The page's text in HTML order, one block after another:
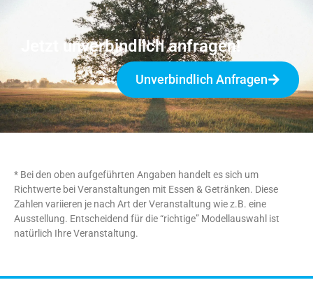
Jetzt unverbindlich anfragen!
Unverbindlich Anfragen
* Bei den oben aufgeführten Angaben handelt es sich um
Richtwerte bei Veranstaltungen mit Essen & Getränken. Diese
Zahlen variieren je nach Art der Veranstaltung wie z.B. eine
Ausstellung. Entscheidend für die “richtige” Modellauswahl ist
natürlich Ihre Veranstaltung.